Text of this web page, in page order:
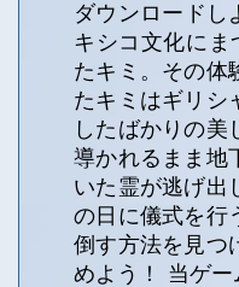
ダウンロードし
キシコ文化にま
たキミ。その体
たキミはギリシ
したばかりの
導かれるまま地
いた霊が逃げ出
の日に儀式を行
倒す方法を見つ
めよう！ 当ゲ